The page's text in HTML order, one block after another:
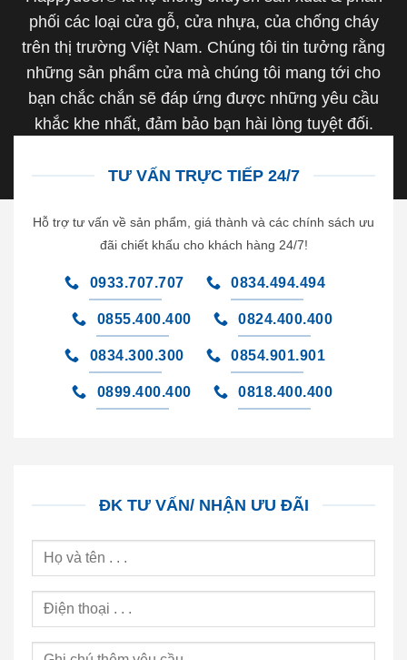
phối các loại cửa gỗ, cửa nhựa, của chống cháy
trên thị trường Việt Nam. Chúng tôi tin tưởng rằng
những sản phẩm cửa mà chúng tôi mang tới cho
bạn chắc chắn sẽ đáp ứng được những yêu cầu
khắc khe nhất, đảm bảo bạn hài lòng tuyệt đối.
TƯ VẤN TRỰC TIẾP 24/7
Hỗ trợ tư vấn về sản phẩm, giá thành và các chính sách ưu
đãi chiết khấu cho khách hàng 24/7!
0933.707.707 0834.494.494
0855.400.400 0824.400.400
0834.300.300 0854.901.901
0899.400.400 0818.400.400
ĐK TƯ VẤN/ NHẬN ƯU ĐÃI